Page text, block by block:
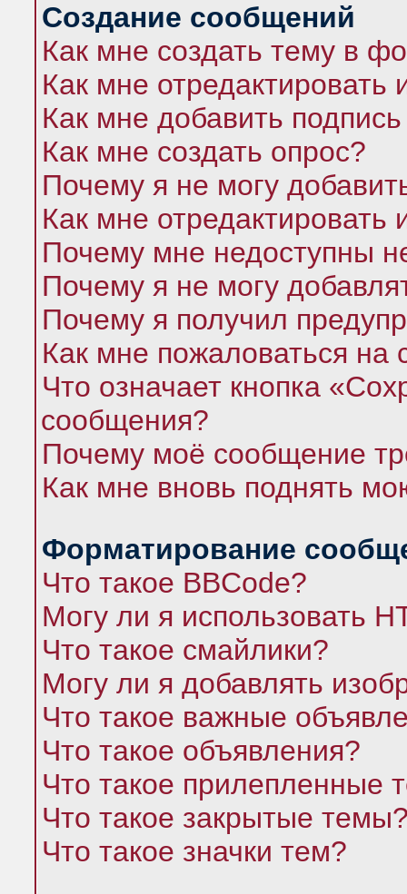
Создание сообщений
Как мне создать тему в
Как мне
Как мне добавить
Как мне создать опрос?
Почему я не могу
Как мне отредактировать
Почему мне недоступны
Почему я не могу
Почему я получил
Как мне пожаловаться
Что означает кнопка
сообщения?
Почему моё сообщение
Как мне вновь поднять
Форматирование
Что такое BBCode?
Могу ли я использовать
Что такое смайлики?
Могу ли я добавлять
Что такое важные
Что такое объявления?
Что такое прилепленные
Что такое закрытые
Что такое значки тем?